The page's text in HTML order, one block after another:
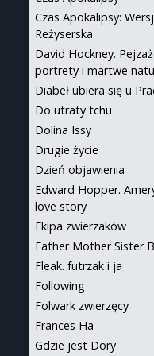
Czas Apokalipsy:
Reżyserska
David Hockney.
portrety i martwe
Diabeł ubiera się u
Do utraty tchu
Dolina Issy
Drugie życie
Dzień objawienia
Edward Hopper.
love story
Ekipa zwierzaków
Father Mother Sister
Fleak. futrzak i ja
Following
Folwark zwierzęcy
Frances Ha
Gdzie jest Dory